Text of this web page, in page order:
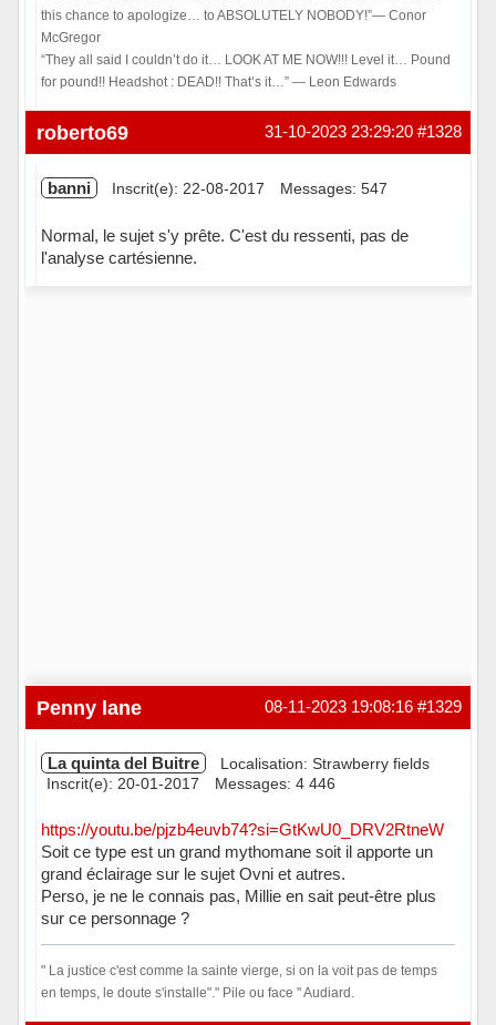
this chance to apologize… to ABSOLUTELY NOBODY!”― Conor
McGregor
“They all said I couldn’t do it… LOOK AT ME NOW!!! Level it… Pound
for pound!! Headshot : DEAD!! That’s it…” ― Leon Edwards
Hors ligne #1328
31-10-2023 23:29:20
roberto69
banni Inscrit(e): 22-08-2017 Messages: 547
Normal, le sujet s'y prête. C'est du ressenti, pas de
l'analyse cartésienne.
#1329
08-11-2023 19:08:16
Penny lane
La quinta del Buitre
Localisation: Strawberry fields
Inscrit(e): 20-01-2017
Messages: 4 446
https://youtu.be/pjzb4euvb74?si=GtKwU0_DRV2RtneW
Soit ce type est un grand mythomane soit il apporte un
grand éclairage sur le sujet Ovni et autres.
Perso, je ne le connais pas, Millie en sait peut-être plus
sur ce personnage ?
" La justice c'est comme la sainte vierge, si on la voit pas de temps
en temps, le doute s'installe"." Pile ou face " Audiard.